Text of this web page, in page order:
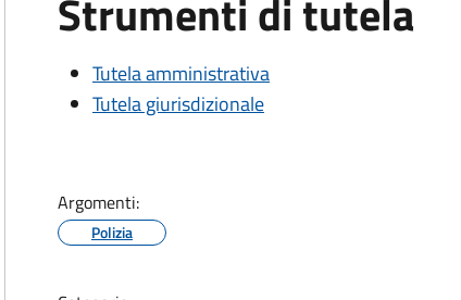
Strumenti di tutela
Tutela amministrativa
Tutela giurisdizionale
Argomenti:
Polizia